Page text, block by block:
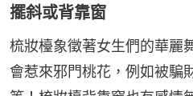
擺斜或背靠窗
梳妝檯象徵著女生們的華麗
會惹來邪門桃花，例如被騙